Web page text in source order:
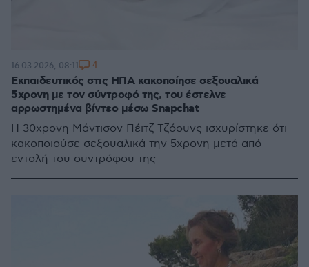
Εκπαιδευτικός στις ΗΠΑ κακοποίησε σεξουαλικά
5χρονη με τον σύντροφό της, του έστελνε
αρρωστημένα βίντεο μέσω Snapchat
H 30χρονη Μάντισον Πέιτζ Τζόουνς ισχυρίστηκε ότι
κακοποιούσε σεξουαλικά την 5χρονη μετά από
εντολή του συντρόφου της
16.03.2026, 08:11 4